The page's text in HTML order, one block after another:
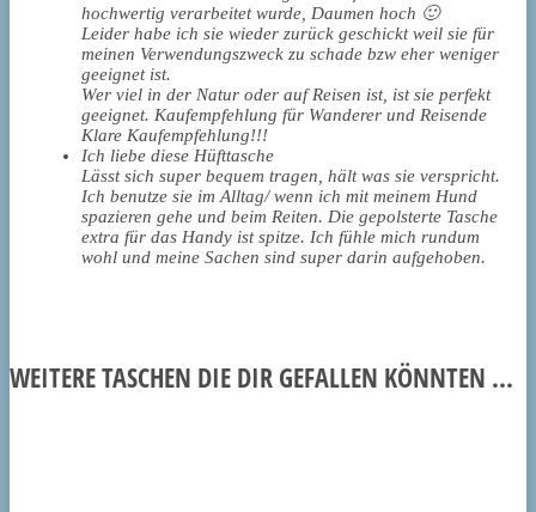
hochwertig verarbeitet wurde, Daumen hoch 🙂
Leider habe ich sie wieder zurück geschickt weil sie für
meinen Verwendungszweck zu schade bzw eher weniger
geeignet ist.
Wer viel in der Natur oder auf Reisen ist, ist sie perfekt
geeignet. Kaufempfehlung für Wanderer und Reisende
Klare Kaufempfehlung!!!
Ich liebe diese Hüfttasche
Lässt sich super bequem tragen, hält was sie verspricht.
Ich benutze sie im Alltag/ wenn ich mit meinem Hund
spazieren gehe und beim Reiten. Die gepolsterte Tasche
extra für das Handy ist spitze. Ich fühle mich rundum
wohl und meine Sachen sind super darin aufgehoben.
WEITERE TASCHEN DIE DIR GEFALLEN KÖNNTEN ...